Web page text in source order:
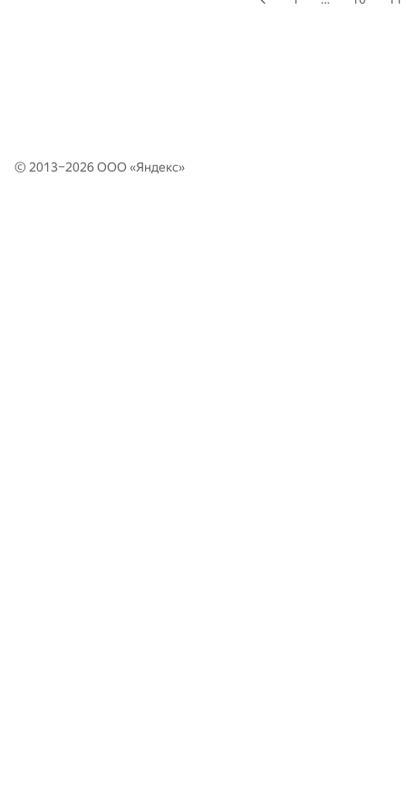
© 2013–2026 ООО «Яндекс»